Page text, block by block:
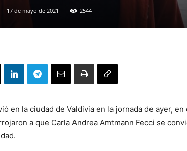
- 17 de mayo de 2021 2544
en la ciudad de Valdivia en la jornada de ayer,
a que Carla Andrea Amtmann Fecci se